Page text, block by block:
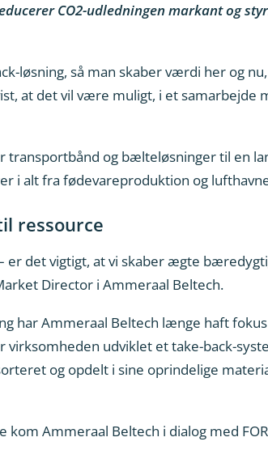
CO2-udledningen markant og
løsning, så man skaber værdi her og
at det vil være muligt, i et samarbejde
transportbånd og bælteløsninger til en
i alt fra fødevareproduktion og
ressource
er det vigtigt, at vi skaber ægte
Director i Ammeraal Beltech.
har Ammeraal Beltech længe haft
udviklet et take-back-
og opdelt i sine oprindelige
Ammeraal Beltech i dialog med